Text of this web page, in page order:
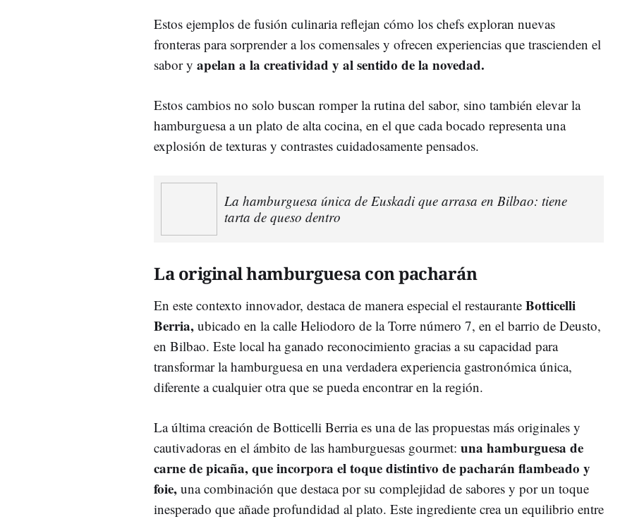
Estos ejemplos de fusión culinaria reflejan cómo los chefs exploran nuevas
fronteras para sorprender a los comensales y ofrecen experiencias que trascienden el
sabor y apelan a la creatividad y al sentido de la novedad.
Estos cambios no solo buscan romper la rutina del sabor, sino también elevar la
hamburguesa a un plato de alta cocina, en el que cada bocado representa una
explosión de texturas y contrastes cuidadosamente pensados.
La hamburguesa única de Euskadi que arrasa en Bilbao: tiene
tarta de queso dentro
La original hamburguesa con pacharán
En este contexto innovador, destaca de manera especial el restaurante Botticelli
Berria, ubicado en la calle Heliodoro de la Torre número 7, en el barrio de Deusto,
en Bilbao. Este local ha ganado reconocimiento gracias a su capacidad para
transformar la hamburguesa en una verdadera experiencia gastronómica única,
diferente a cualquier otra que se pueda encontrar en la región.
La última creación de Botticelli Berria es una de las propuestas más originales y
cautivadoras en el ámbito de las hamburguesas gourmet: una hamburguesa de
carne de picaña, que incorpora el toque distintivo de pacharán flambeado y
foie, una combinación que destaca por su complejidad de sabores y por un toque
inesperado que añade profundidad al plato. Este ingrediente crea un equilibrio entre